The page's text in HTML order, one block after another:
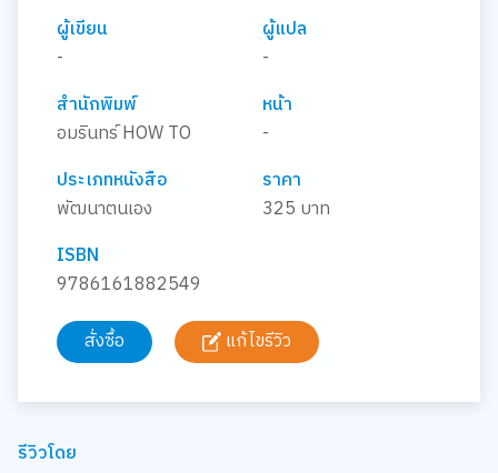
ผู้เขียน
-
ผู้แปล
-
สำนักพิมพ์
อมรินทร์ HOW TO
หน้า
-
ประเภทหนังสือ
พัฒนาตนเอง
ราคา
325 บาท
ISBN
9786161882549
สั่งซื้อ
แก้ไขรีวิว
รีวิวโดย